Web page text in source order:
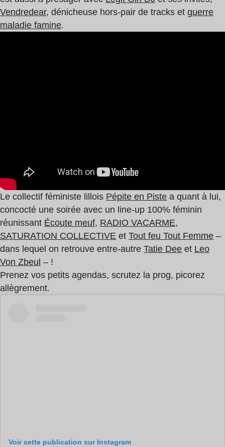
Vendredear, dénicheuse hors-pair de tracks et guerre
maladie famine.
Le collectif féministe lillois Pépite en Piste a quant à lui,
concocté une soirée avec un line-up 100% féminin
réunissant Écoute meuf, RADIO VACARME,
SATURATION COLLECTIVE et Tout feu Tout Femme –
dans lequel on retrouve entre-autre Tatie Dee et Leo
Von Zbeul – !
Prenez vos petits agendas, scrutez la prog, picorez
allègrement.
Voir cette publication sur Instagram